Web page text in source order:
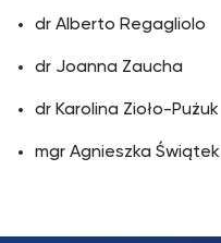
dr Alberto Regagliolo
dr Joanna Zaucha
dr Karolina Zioło-Pużuk
mgr Agnieszka Świątek